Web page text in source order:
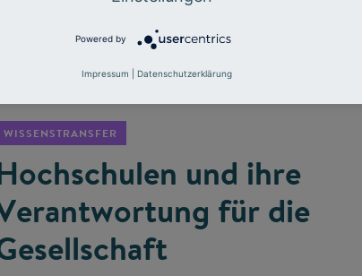
WISSENSTRANSFER
und ihre
für die
Powered by
Impressum Datenschutzerklärung